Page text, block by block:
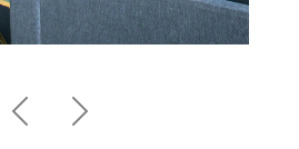
PreviousNext